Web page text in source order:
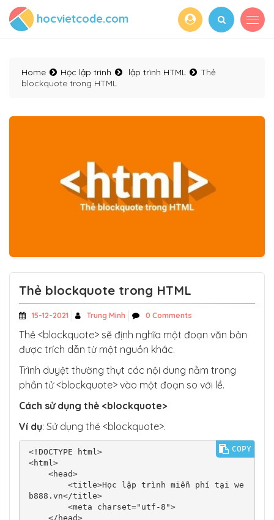
hocvietcode.com
Home Học lập trình lập trình HTML
Thẻ
blockquote trong HTML
Thẻ blockquote trong HTML
15-12-2021 Trung Minh 0 Comments
Thẻ <blockquote> sẽ định nghĩa một đoạn văn bản
được trích dẫn từ một nguồn khác.
Trình duyệt thường thụt các nội dung nằm trong
phần tử <blockquote> vào một đoạn so với lề.
Cách sử dụng thẻ <blockquote>
Ví dụ: Sử dụng thẻ <blockquote>.
<!DOCTYPE html>
<html>
b888.vn</title>
COPY